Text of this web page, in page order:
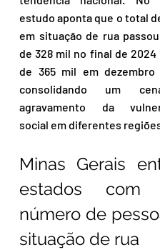
estudo aponta que o total
em situação de rua
de 328 mil no final de 2024
de 365 mil em dezembro
consolidando um
agravamento da
social em diferentes
Minas Gerais
estados com
número de
situação de rua